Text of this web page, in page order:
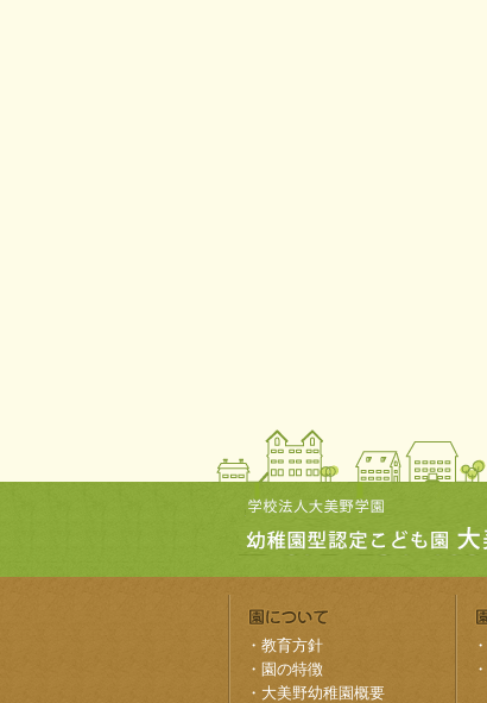
・ 教育方針
・ 園の特徴
・ 大美野幼稚園概要
・
・